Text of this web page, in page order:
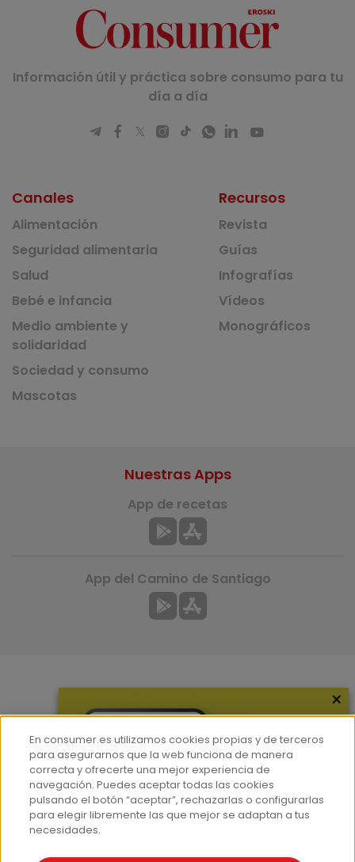
Información útil y práctica sobre consumo para tu
día a día
Canales
Alimentación
Seguridad alimentaria
Salud
Bebé e infancia
Medio ambiente y
solidaridad
Sociedad y consumo
Mascotas
Recursos
Revista
Guías
Infografías
Vídeos
Monográficos
Hemeroteca
Contacto
Prensa
Corpus Lingüístico Consumer
Nuestras Apps
App de recetas
App del Camino de Santiago
×
En consumer.es utilizamos cookies propias y de terceros
para asegurarnos que la web funciona de manera
correcta y ofrecerte una mejor experiencia de
navegación. Puedes aceptar todas las cookies
pulsando el botón “aceptar”, rechazarlas o configurarlas
para elegir libremente las que mejor se adaptan a tus
necesidades.